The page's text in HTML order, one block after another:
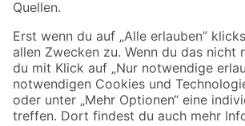
Sicher einkaufen
Jetzt die toom-App herunterladen